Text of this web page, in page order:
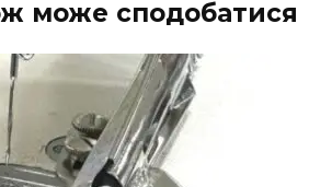
може сподобатися